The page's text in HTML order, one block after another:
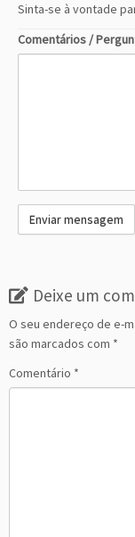
Sinta-se à vontade
Comentários /
Deixe um
O seu endereço de e-
são marcados com *
Comentário *